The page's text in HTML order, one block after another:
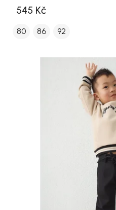
545 Kč
80 86 92